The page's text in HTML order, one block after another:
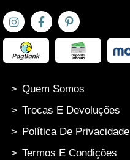
> Quem Somos
> Trocas E Devoluções
> Política De Privacidade
> Termos E Condições